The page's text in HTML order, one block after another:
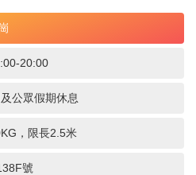
20:00
公眾假期休息
，限長2.5米
號